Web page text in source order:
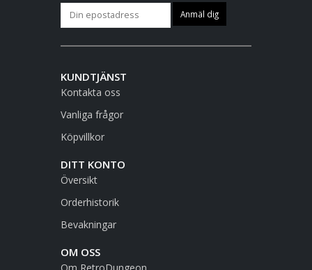
KUNDTJÄNST
Kontakta oss
Vanliga frågor
Köpvillkor
DITT KONTO
Översikt
Orderhistorik
Bevakningar
OM OSS